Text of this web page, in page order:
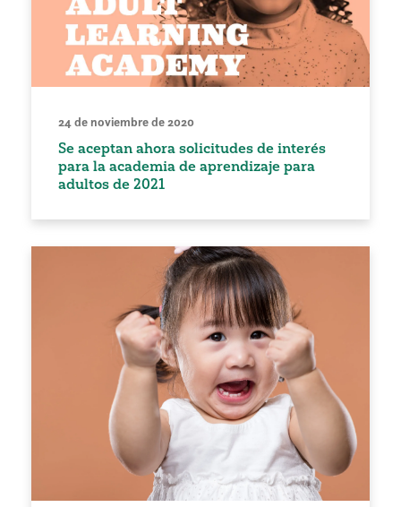
24 de noviembre de 2020
Se aceptan ahora solicitudes de interés
para la academia de aprendizaje para
adultos de 2021